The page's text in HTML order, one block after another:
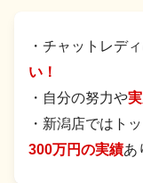
・チャットレデ
い！
・自分の努力や
・新潟店ではト
300万円の実績あ